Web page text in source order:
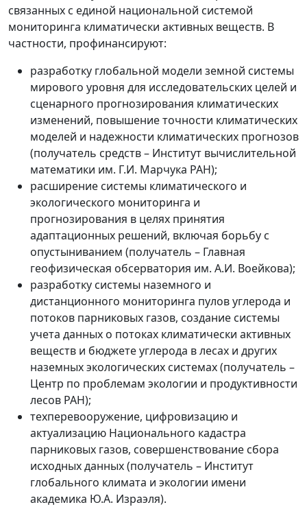
связанных с единой национальной системой
мониторинга климатически активных веществ. В
частности, профинансируют:
разработку глобальной модели земной системы
мирового уровня для исследовательских целей и
сценарного прогнозирования климатических
изменений, повышение точности климатических
моделей и надежности климатических прогнозов
(получатель средств – Институт вычислительной
математики им. Г.И. Марчука РАН);
расширение системы климатического и
экологического мониторинга и
прогнозирования в целях принятия
адаптационных решений, включая борьбу с
опустыниванием (получатель – Главная
геофизическая обсерватория им. А.И. Воейкова);
разработку системы наземного и
дистанционного мониторинга пулов углерода и
потоков парниковых газов, создание системы
учета данных о потоках климатически активных
веществ и бюджете углерода в лесах и других
наземных экологических системах (получатель –
Центр по проблемам экологии и продуктивности
лесов РАН);
техперевооружение, цифровизацию и
актуализацию Национального кадастра
парниковых газов, совершенствование сбора
исходных данных (получатель – Институт
глобального климата и экологии имени
академика Ю.А. Израэля).